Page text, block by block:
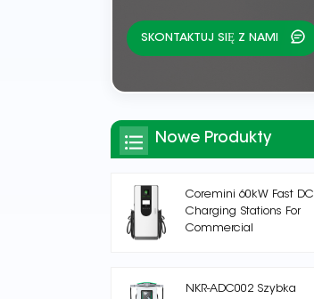
SKONTAKTUJ SIĘ Z NAMI
Nowe Produkty
Coremini 60kW Fast DC
Charging Stations For
Commercial
NKR-ADC002 Szybka